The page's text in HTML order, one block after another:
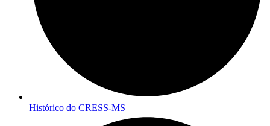
Histórico do CRESS-MS